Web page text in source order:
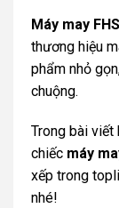
Máy may
thương hiệu
phẩm nhỏ
chuộng.
Trong bài viết
chiếc máy
xếp trong
nhé!